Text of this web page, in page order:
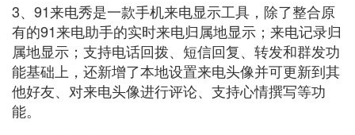
3、91来电秀是一款手机来电显示工具，除了整合原
有的91来电助手的实时来电归属地显示；来电记录归
属地显示；支持电话回拨、短信回复、转发和群发功
能基础上，还新增了本地设置来电头像并可更新到其
他好友、对来电头像进行评论、支持心情撰写等功
能。